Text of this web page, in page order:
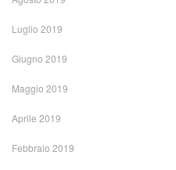
Luglio 2019
Giugno 2019
Maggio 2019
Aprile 2019
Febbraio 2019